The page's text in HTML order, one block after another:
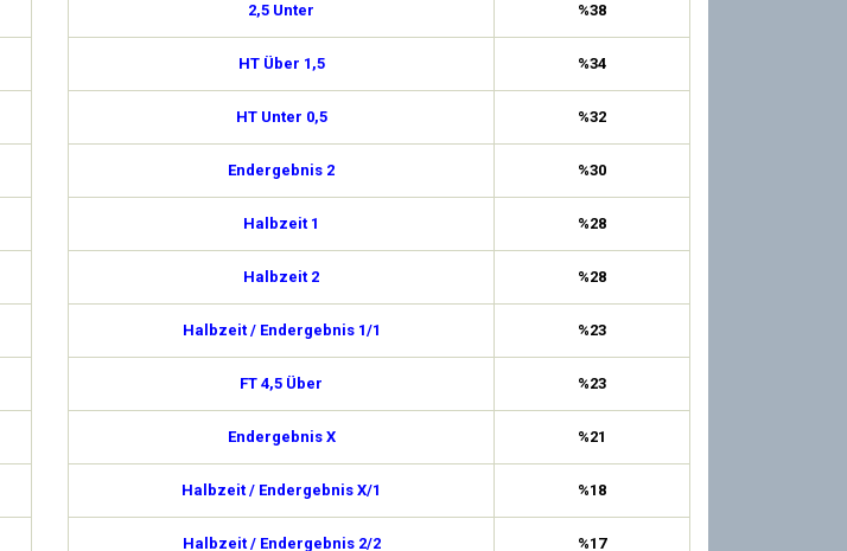
2,5 Unter %38
HT Über 1,5 %34
HT Unter 0,5 %32
Endergebnis 2 %30
Halbzeit 1 %28
Halbzeit 2 %28
Halbzeit / Endergebnis 1/1 %23
FT 4,5 Über %23
Endergebnis X %21
Halbzeit / Endergebnis X/1 %18
Halbzeit / Endergebnis 2/2 %17